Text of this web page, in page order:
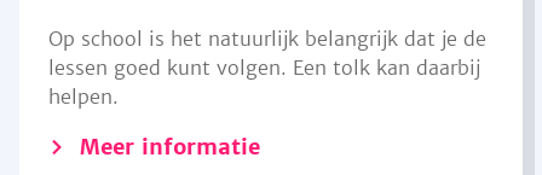
Op school is het natuurlijk belangrijk dat je de
lessen goed kunt volgen. Een tolk kan daarbij
helpen.
Meer informatie